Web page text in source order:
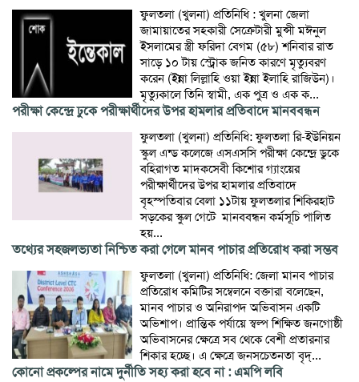
ফুলতলা (খুলনা) প্রতিনিধি : খুলনা জেলা
জামায়াতের সহকারী সেক্রেটারী মুন্সী মঈনুল
ইসলামের স্ত্রী ফরিদা বেগম (৫৮) শনিবার রাত
সাড়ে ১০ টায় স্ট্রোক জনিত কারণে মৃত্যুবরণ
করেন (ইন্না লিল্লাহি ওয়া ইন্না ইলাহি রাজিউন)।
মৃত্যুকালে তিনি স্বামী, এক পুত্র ও এক ক...
পরীক্ষা কেন্দ্রে ঢুকে পরীক্ষার্থীদের উপর হামলার প্রতিবাদে মানববন্ধন
ফুলতলা (খুলনা) প্রতিনিধি: ফুলতলা রি-ইউনিয়ন
স্কুল এন্ড কলেজে এসএসসি পরীক্ষা কেন্দ্রে ডুকে
বহিরাগত মাদকসেবী কিশোর গ্যাংয়ের
পরীক্ষার্থীদের উপর হামলার প্রতিবাদে
বৃহস্পতিবার বেলা ১১টায় ফুলতলার শিকিরহাট
সড়কের স্কুল গেটে মানববন্ধন কর্মসূচি পালিত
হয়...
তথ্যের সহজলভ্যতা নিশ্চিত করা গেলে মানব পাচার প্রতিরোধ করা সম্ভব
ফুলতলা (খুলনা) প্রতিনিধি: জেলা মানব পাচার
প্রতিরোধ কমিটির সম্বেলনে বক্তারা বলেছেন,
মানব পাচার ও অনিরাপদ অভিবাসন একটি
অভিশাপ। প্রান্তিক পর্যায়ে স্বল্প শিক্ষিত জনগোষ্ঠী
অভিবাসনের ক্ষেত্রে সব থেকে বেশী প্রতারনার
শিকার হচ্ছে। এ ক্ষেত্রে জনসচেতনতা বৃদ্...
কোনো প্রকল্পের নামে দুর্নীতি সহ্য করা হবে না : এমপি লবি